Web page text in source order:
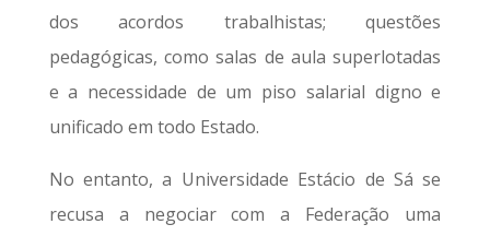
dos acordos trabalhistas; questões
pedagógicas, como salas de aula superlotadas
e a necessidade de um piso salarial digno e
unificado em todo Estado.
No entanto, a Universidade Estácio de Sá se
recusa a negociar com a Federação uma